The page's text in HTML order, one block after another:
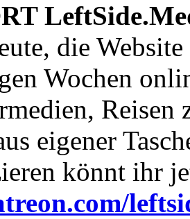
die Website
Wochen
Reisen
eigener
könnt ihr